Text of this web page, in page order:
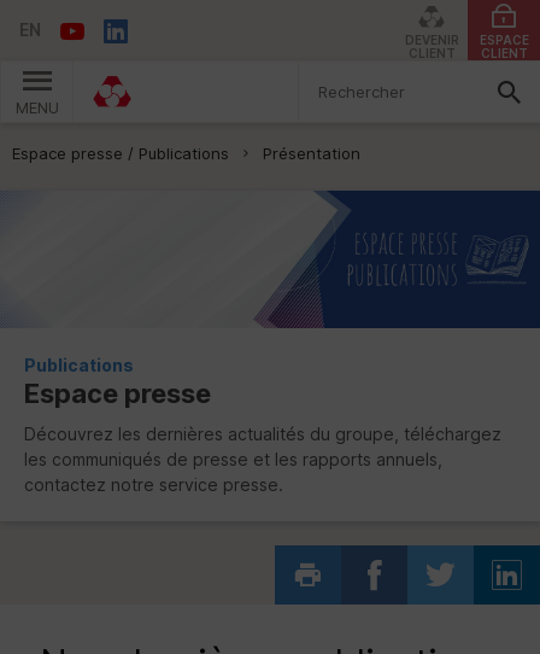
EN
DEVENIR
CLIENT
ESPACE
CLIENT
MENU
Vous êtes ici:
Espace presse / Publications Présentation
Publications
Espace presse
Découvrez les dernières actualités du groupe, téléchargez
les communiqués de presse et les rapports annuels,
contactez notre service presse.